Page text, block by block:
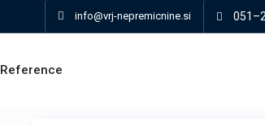
info@vrj-nepremicnine.si
Reference